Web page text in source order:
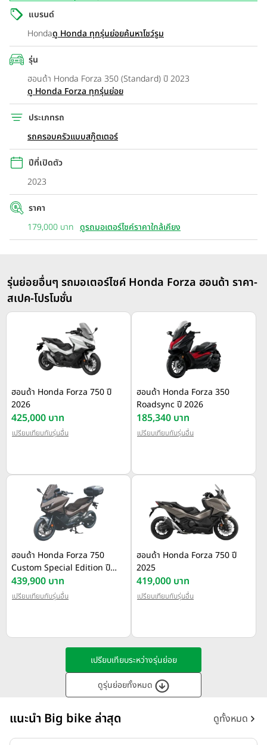
แบรนด์
Hondaดู Honda ทุกรุ่นย่อยค้นหาโชว์รูม
รุ่น
ฮอนด้า Honda Forza 350 (Standard) ปี 2023
ดู Honda Forza ทุกรุ่นย่อย
ประเภทรถ
รถครอบครัวแบบสกู๊ตเตอร์
ปีที่เปิดตัว
2023
ราคา
179,000 บาท ดูรถมอเตอร์ไซค์ราคาใกล้เคียง
รุ่นย่อยอื่นๆ รถมอเตอร์ไซค์ Honda Forza ฮอนด้า ราคา-
สเปค-โปรโมชั่น
ฮอนด้า Honda Forza 750 ปี
2026
425,000 บาท
เปรียบเทียบกับรุ่นอื่น
ฮอนด้า Honda Forza 350
Roadsync ปี 2026
185,340 บาท
เปรียบเทียบกับรุ่นอื่น
ฮอนด้า Honda Forza 750
Custom Special Edition ปี
2025
439,900 บาท
เปรียบเทียบกับรุ่นอื่น
ฮอนด้า Honda Forza 750 ปี
2025
419,000 บาท
เปรียบเทียบกับรุ่นอื่น
เปรียบเทียบระหว่างรุ่นย่อย
ดูรุ่นย่อยทั้งหมด
แนะนำ Big bike ล่าสุด ดูทั้งหมด